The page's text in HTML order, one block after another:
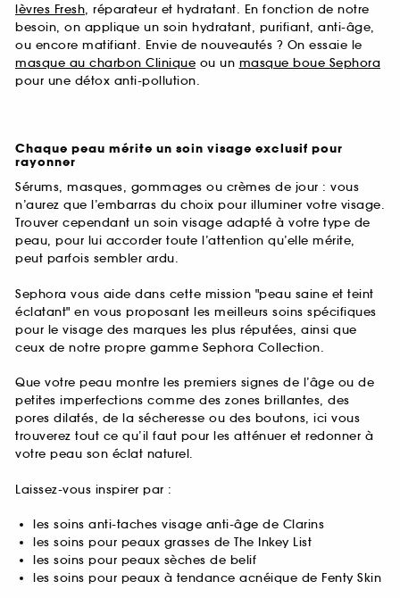
lèvres Fresh, réparateur et hydratant. En fonction de notre
besoin, on applique un soin hydratant, purifiant, anti-âge,
ou encore matifiant. Envie de nouveautés ? On essaie le
masque au charbon Clinique ou un masque boue Sephora
pour une détox anti-pollution.
Chaque peau mérite un soin visage exclusif pour
rayonner
Sérums, masques, gommages ou crèmes de jour : vous
n’aurez que l’embarras du choix pour illuminer votre visage.
Trouver cependant un soin visage adapté à votre type de
peau, pour lui accorder toute l’attention qu’elle mérite,
peut parfois sembler ardu.
Sephora vous aide dans cette mission "peau saine et teint
éclatant" en vous proposant les meilleurs soins spécifiques
pour le visage des marques les plus réputées, ainsi que
ceux de notre propre gamme Sephora Collection.
Que votre peau montre les premiers signes de l’âge ou de
petites imperfections comme des zones brillantes, des
pores dilatés, de la sécheresse ou des boutons, ici vous
trouverez tout ce qu’il faut pour les atténuer et redonner à
votre peau son éclat naturel.
Laissez-vous inspirer par :
les soins anti-taches visage anti-âge de Clarins
les soins pour peaux grasses de The Inkey List
les soins pour peaux sèches de belif
les soins pour peaux à tendance acnéique de Fenty Skin